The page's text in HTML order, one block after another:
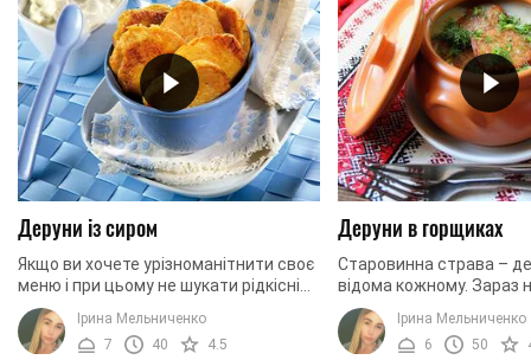
Деруни із сиром
Якщо ви хочете урізноманітнити своє
меню і при цьому не шукати рідкісні
інгредієнти для страви, можна
приготувати деруни. Робити їх
досить просто і ...
Ірина Мельниченко
7
40 4.5
Деруни в горщиках
Старовинна страва –
відома кожному. Зараз
готують на сковорідці,
популярним варіантом
приготування дерунів у
Ірина Мельниченко
6
50